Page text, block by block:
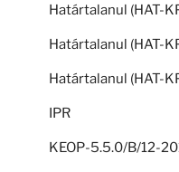
Határtalanul (HAT-
Határtalanul (HAT-
Határtalanul (HAT-
IPR
KEOP-5.5.0/B/12-